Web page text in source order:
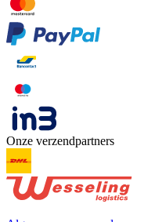
Onze verzendpartners